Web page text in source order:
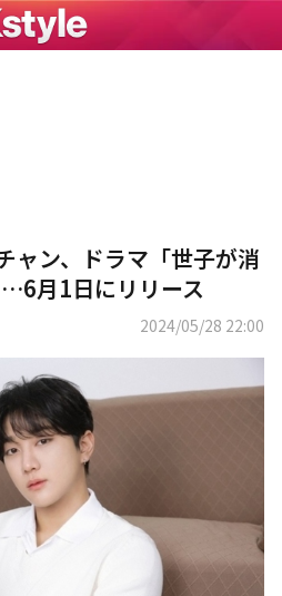
ン、ドラマ「世子が消
月1日にリリース
2024/05/28 22:00